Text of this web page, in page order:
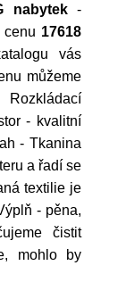
nabytek-
17618
vás
můžeme
- kvalitní
- Tkanina
a řadí se
textilie je
- pěna,
čistit
mohlo by